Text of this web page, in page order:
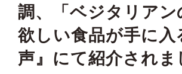
調、「ベジタリアン
欲しい食品が手に入
声』にて紹介されま